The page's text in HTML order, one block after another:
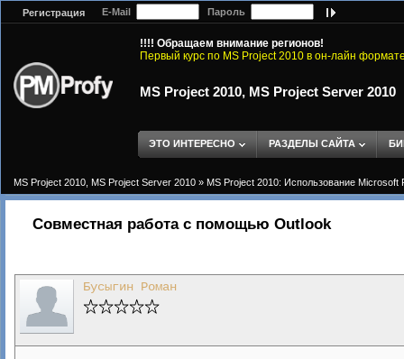
Регистрация E-Mail Пароль
!!!! Обращаем внимание регионов!
Первый курс по MS Project 2010 в он-лайн
MS Project 2010, MS Project Server 2010
ЭТО ИНТЕРЕСНО РАЗДЕЛЫ САЙТА
MS Project 2010, MS Project Server 2010 » MS Project 2010: Использование Microsoft
Совместная работа с помощью Outlook
Бусыгин Роман